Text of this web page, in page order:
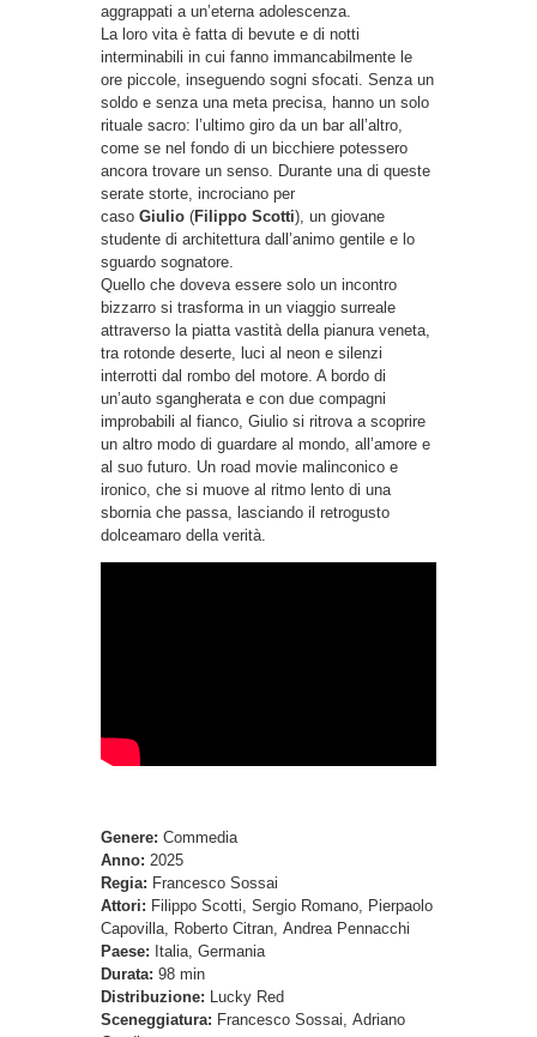
aggrappati a un’eterna adolescenza.
La loro vita è fatta di bevute e di notti
interminabili in cui fanno immancabilmente le
ore piccole, inseguendo sogni sfocati. Senza un
soldo e senza una meta precisa, hanno un solo
rituale sacro: l’ultimo giro da un bar all’altro,
come se nel fondo di un bicchiere potessero
ancora trovare un senso. Durante una di queste
serate storte, incrociano per
caso Giulio (Filippo Scotti), un giovane
studente di architettura dall’animo gentile e lo
sguardo sognatore.
Quello che doveva essere solo un incontro
bizzarro si trasforma in un viaggio surreale
attraverso la piatta vastità della pianura veneta,
tra rotonde deserte, luci al neon e silenzi
interrotti dal rombo del motore. A bordo di
un’auto sgangherata e con due compagni
improbabili al fianco, Giulio si ritrova a scoprire
un altro modo di guardare al mondo, all’amore e
al suo futuro. Un road movie malinconico e
ironico, che si muove al ritmo lento di una
sbornia che passa, lasciando il retrogusto
dolceamaro della verità.
Genere: Commedia
Anno: 2025
Regia: Francesco Sossai
Attori: Filippo Scotti, Sergio Romano, Pierpaolo
Capovilla, Roberto Citran, Andrea Pennacchi
Paese: Italia, Germania
Durata: 98 min
Distribuzione: Lucky Red
Sceneggiatura: Francesco Sossai, Adriano